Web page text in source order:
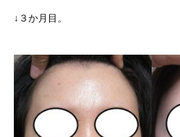
↓３か月目。